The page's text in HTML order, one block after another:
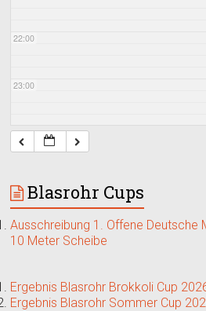
22:00
23:00
Blasrohr Cups
Ausschreibung 1. Offene Deutsche
10 Meter Scheibe
Ergebnis Blasrohr Brokkoli Cup
Ergebnis Blasrohr Sommer Cup